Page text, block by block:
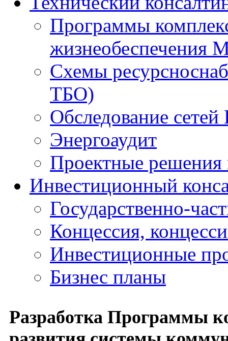
Программы
жизнеобеспечения
Схемы
ТБО)
Обследование
Энергоаудит
Проектные решения
Инвестиционный
Государственно-
Концессия,
Инвестиционные
Бизнес планы
Разработка Программы